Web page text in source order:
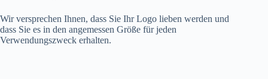
Wir versprechen Ihnen, dass Sie Ihr Logo lieben werden und
dass Sie es in den angemessen Größe für jeden
Verwendungszweck erhalten.